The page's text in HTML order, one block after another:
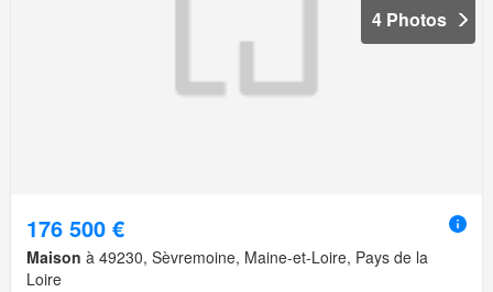
4 Photos
176 500 €
Maison à 49230, Sèvremoine, Maine-et-Loire, Pays de la
Loire